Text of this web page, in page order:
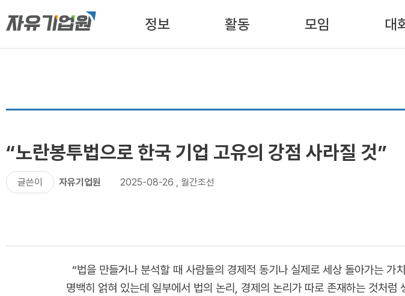
정보 활동 모임 대
“노란봉투법으로 한국 기업 고유의 강점 사라질 것”
글쓴이 자유기업원 2025-08-26 , 월간조선
“법을 만들거나 분석할 때 사람들의 경제적 동기나 실제로 세상 돌아가는
명백히 얽혀 있는데 일부에서 법의 논리, 경제의 논리가 따로 존재하는 것처럼